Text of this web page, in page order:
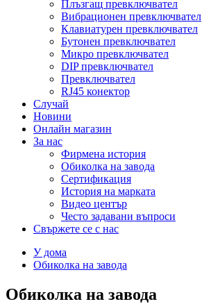
Плъзгащ превключвател
Вибрационен превключвател
Клавиатурен превключвател
Бутонен превключвател
Микро превключвател
DIP превключвател
Превключвател
RJ45 конектор
Случай
Новини
Онлайн магазин
За нас
Фирмена история
Обиколка на завода
Сертификация
История на марката
Видео център
Често задавани въпроси
Свържете се с нас
У дома
Обиколка на завода
Обиколка на завода